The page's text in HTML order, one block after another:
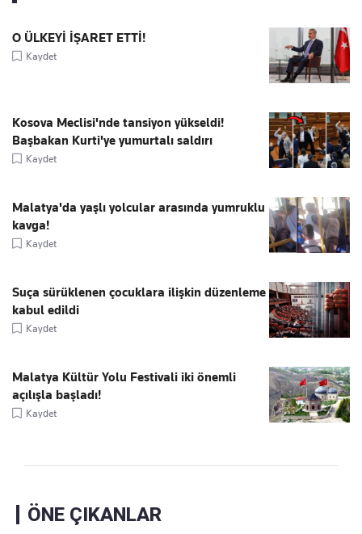
O ÜLKEYİ İŞARET ETTİ!
Kaydet
Kosova Meclisi'nde tansiyon yükseldi!
Başbakan Kurti'ye yumurtalı saldırı
Kaydet
Malatya'da yaşlı yolcular arasında yumruklu
kavga!
Kaydet
Suça sürüklenen çocuklara ilişkin düzenleme
kabul edildi
Kaydet
Malatya Kültür Yolu Festivali iki önemli
açılışla başladı!
Kaydet
ÖNE ÇIKANLAR